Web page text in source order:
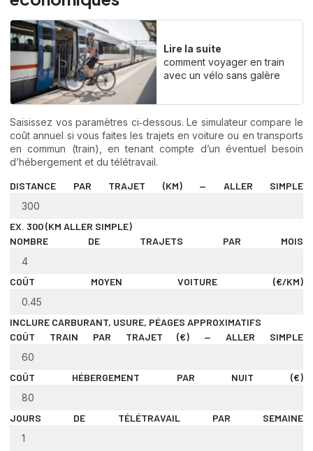
Lire la suite
comment voyager en train
avec un vélo sans galère
Saisissez vos paramètres ci‑dessous. Le simulateur compare le
coût annuel si vous faites les trajets en voiture ou en transports
en commun (train), en tenant compte d’un éventuel besoin
d’hébergement et du télétravail.
DISTANCE PAR TRAJET (KM) — ALLER SIMPLE
EX. 300 (KM ALLER SIMPLE)
NOMBRE DE TRAJETS PAR MOIS
COÛT MOYEN VOITURE (€/KM)
INCLURE CARBURANT, USURE, PÉAGES APPROXIMATIFS
COÛT TRAIN PAR TRAJET (€) — ALLER SIMPLE
COÛT HÉBERGEMENT PAR NUIT (€)
JOURS DE TÉLÉTRAVAIL PAR SEMAINE